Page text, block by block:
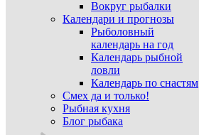
Вокруг рыбалки
Календари и прогнозы
Рыболовный
календарь на год
Календарь рыбной
ловли
Календарь по снастям
Смех да и только!
Рыбная кухня
Блог рыбака